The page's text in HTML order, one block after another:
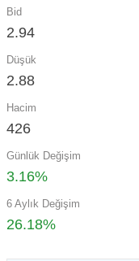
Bid
2.94
Düşük
2.88
Hacim
426
Günlük Değişim
3.16%
6 Aylık Değişim
26.18%